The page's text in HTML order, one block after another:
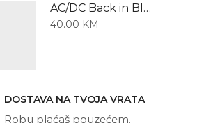
AC/DC Back in Black – Dugi rukav
40.00 KM
DOSTAVA NA TVOJA VRATA
Robu plaćaš pouzećem.